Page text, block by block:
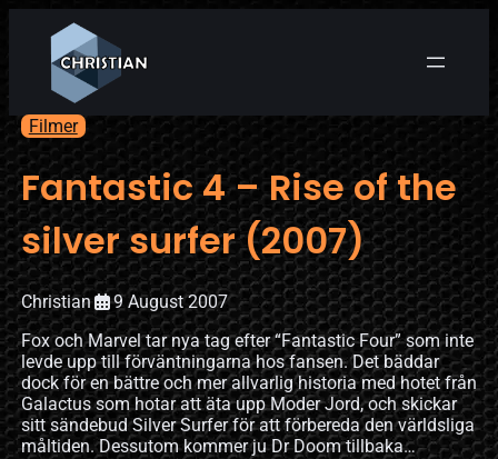
Filmer
Fantastic 4 – Rise of the
silver surfer (2007)
Christian
9 August 2007
Fox och Marvel tar nya tag efter “Fantastic Four” som inte
levde upp till förväntningarna hos fansen. Det bäddar
dock för en bättre och mer allvarlig historia med hotet från
Galactus som hotar att äta upp Moder Jord, och skickar
sitt sändebud Silver Surfer för att förbereda den världsliga
måltiden. Dessutom kommer ju Dr Doom tillbaka…